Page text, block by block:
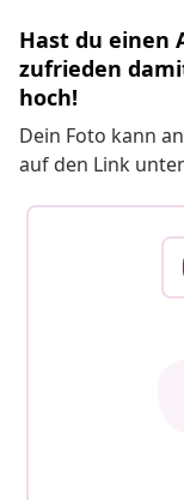
Hast du einen
zufrieden
hoch!
Dein Foto kann
auf den Link